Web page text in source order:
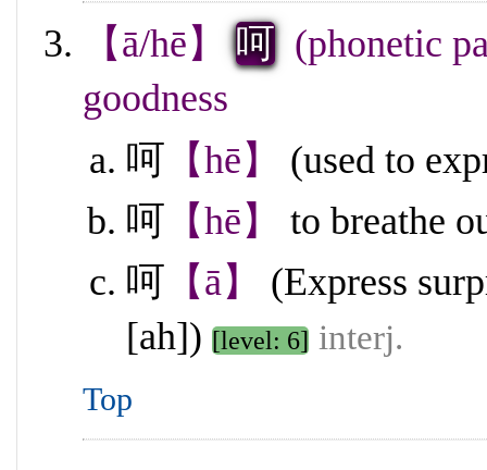
【ā/hē】 呵
(phonetic
goodness
呵 【hē】
(used to
呵 【hē】
to breathe
呵 【ā】
(Express
[ah]) [level: 6] interj.
Top